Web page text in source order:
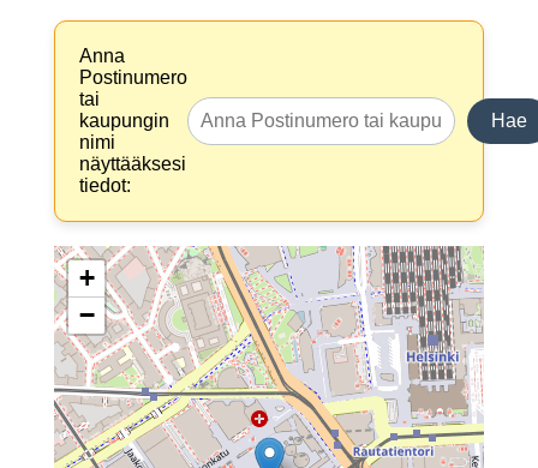
Anna
Postinumero
tai
kaupungin
nimi
näyttääksesi
tiedot:
Hae
+
−